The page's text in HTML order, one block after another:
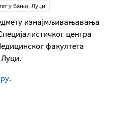
у Бањој Луци
изнајмљивањавања
центра
факултета
.